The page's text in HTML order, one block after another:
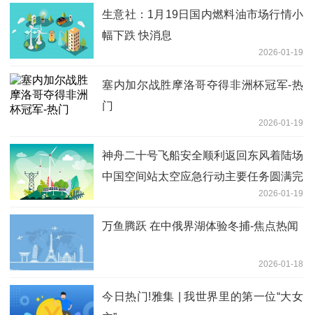
生意社：1月19日国内燃料油市场行情小
幅下跌 快消息
2026-01-19
塞内加尔战胜摩洛哥夺得非洲杯冠军-热
门
2026-01-19
神舟二十号飞船安全顺利返回东风着陆场
中国空间站太空应急行动主要任务圆满完
2026-01-19
万鱼腾跃 在中俄界湖体验冬捕-焦点热闻
2026-01-18
今日热门!雅集 | 我世界里的第一位“大女